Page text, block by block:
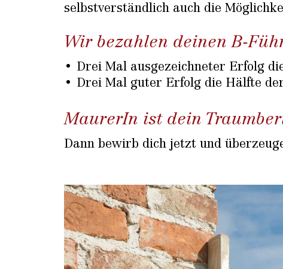
selbstverständlich auch die
Wir bezahlen deinen B-
Drei Mal ausgezeichneter Erfolg
Drei Mal guter Erfolg die Hälfte
MaurerIn ist dein
Dann bewirb dich jetzt und